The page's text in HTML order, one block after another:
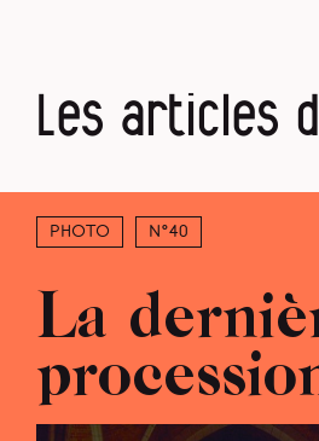
Les articles
Photo N°40
La